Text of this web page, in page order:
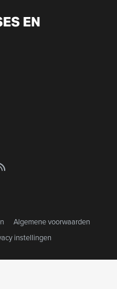
EN
Algemene voorwaarden
instellingen